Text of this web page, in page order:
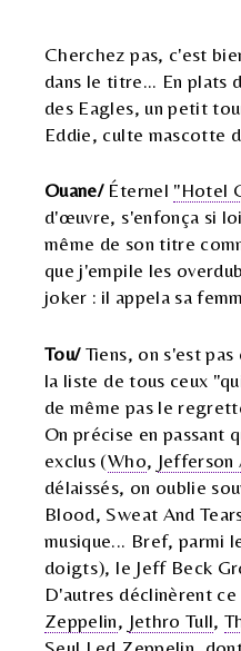
Cherchez pas, c'est
dans le titre... En plats
des Eagles, un petit
Eddie, culte mascotte
Ouane/Éternel "Hotel
d'œuvre, s'enfonça si
même de son titre
que j'empile les
joker : il appela sa
Tou/Tiens, on s'est
la liste de tous ceux
de même pas le
On précise en passant
exclus (Who, Jefferson
délaissés, on oublie
Blood, Sweat And
musique... Bref, parmi
doigts), le Jeff Beck
D'autres déclinèrent
Zeppelin, Jethro Tull,